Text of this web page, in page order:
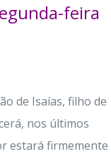
feira
de Isaías, filho de
nos últimos
estará firmemente